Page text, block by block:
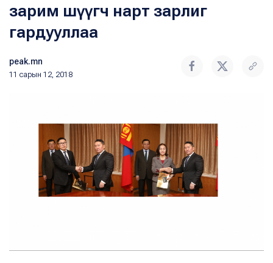
зарим шүүгч нарт зарлиг
гардууллаа
peak.mn
11 сарын 12, 2018